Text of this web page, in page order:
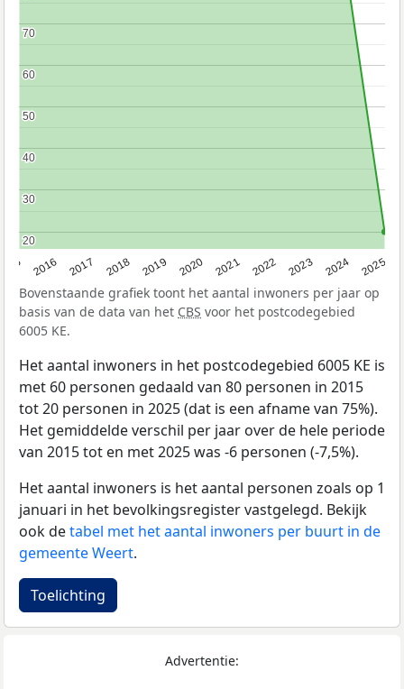
2016 2017 2018 2019 2020 2021 2022 2023 2024 2025
20
20
30
30
40
40
50
50
60
60
70
70
Bovenstaande grafiek toont het aantal inwoners per jaar op
basis van de data van het CBS voor het postcodegebied
6005 KE.
Het aantal inwoners in het postcodegebied 6005 KE is
met 60 personen gedaald van 80 personen in 2015
tot 20 personen in 2025 (dat is een afname van 75%).
Het gemiddelde verschil per jaar over de hele periode
van 2015 tot en met 2025 was -6 personen (-7,5%).
Het aantal inwoners is het aantal personen zoals op 1
januari in het bevolkingsregister vastgelegd. Bekijk
ook detabel met het aantal inwoners per buurt in de
gemeente Weert.
Toelichting
Advertentie: